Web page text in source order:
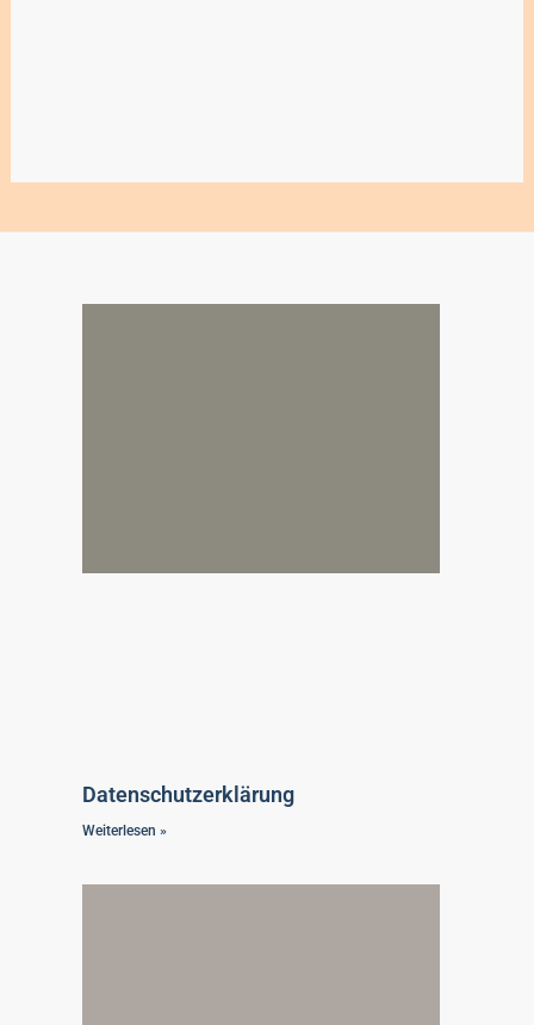
Datenschutzerklärung
Weiterlesen »